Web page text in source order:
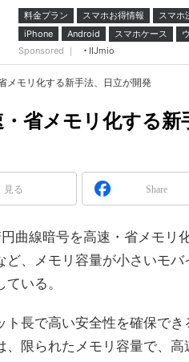
料金プラン スマホお得情報 スマホ
iPhone
Android スマホケース
Sponsored ｜
IIJmio
メモリ化する新手法、日立が開発
省メモリ化する新
見る Share
曲線暗号を高速・省メモリ
ど、メモリ容量が小さいモ
いる。
長で高い安全性を確保でき
、限られたメモリ容量で、